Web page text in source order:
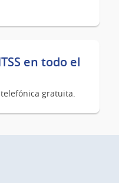
en todo el
gratuita.